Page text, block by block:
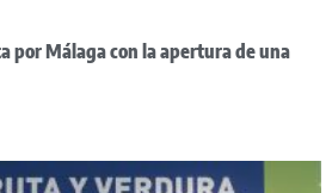
por Málaga con la apertura de una